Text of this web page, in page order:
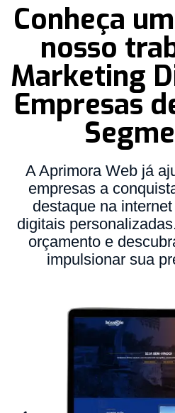
Conheça
nosso
Marketing
Empresas
A Aprimora Web já
empresas a
destaque na
digitais
orçamento e
impulsionar sua